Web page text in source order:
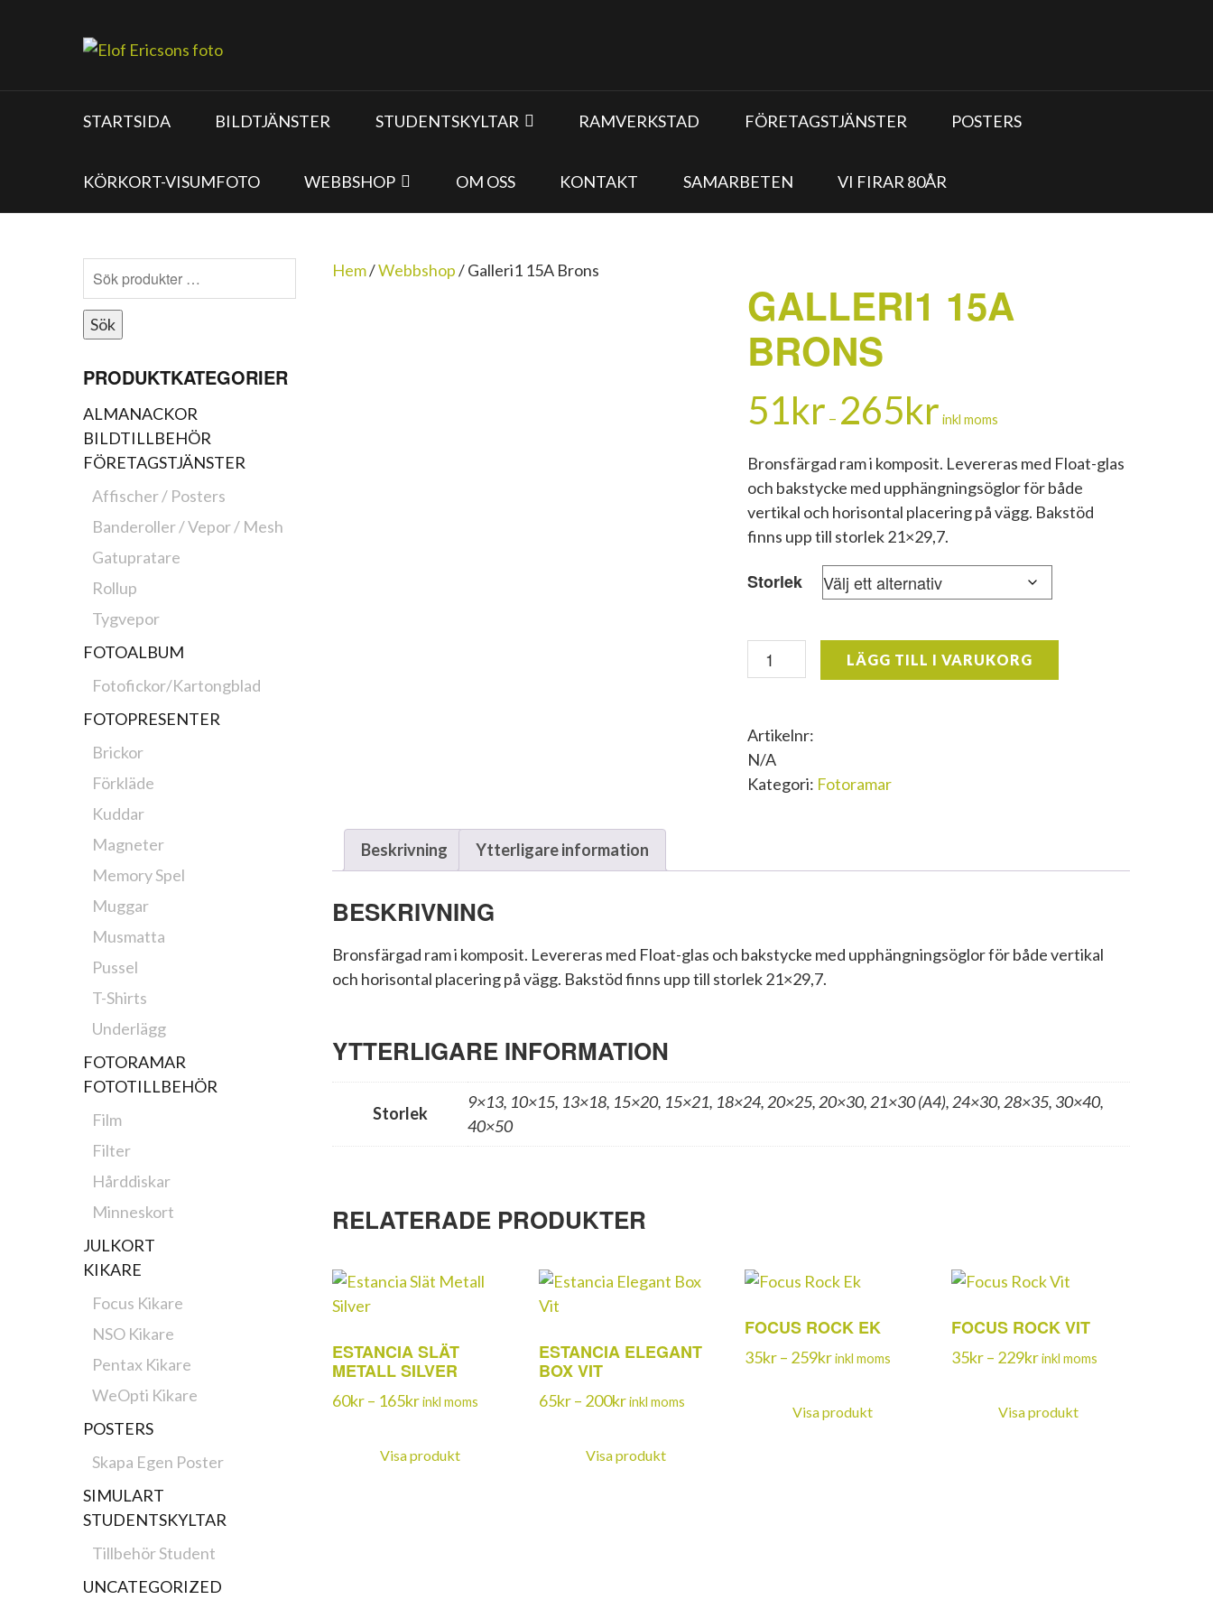
STARTSIDA BILDTJÄNSTER STUDENTSKYLTAR RAMVERKSTAD FÖRETAGSTJÄNSTER POSTERS
KÖRKORT-VISUMFOTO WEBBSHOP OM OSS KONTAKT SAMARBETEN VI FIRAR 80ÅR
Sök
PRODUKTKATEGORIER
ALMANACKOR
BILDTILLBEHÖR
FÖRETAGSTJÄNSTER
Affischer / Posters
Banderoller / Vepor / Mesh
Gatupratare
Rollup
Tygvepor
FOTOALBUM
Fotofickor/Kartongblad
FOTOPRESENTER
Brickor
Förkläde
Kuddar
Magneter
Memory Spel
Muggar
Musmatta
Pussel
T-Shirts
Underlägg
FOTORAMAR
FOTOTILLBEHÖR
Film
Filter
Hårddiskar
Minneskort
JULKORT
KIKARE
Focus Kikare
NSO Kikare
Pentax Kikare
WeOpti Kikare
POSTERS
Skapa Egen Poster
SIMULART
STUDENTSKYLTAR
Tillbehör Student
UNCATEGORIZED
Hem/Webbshop/Galleri1 15A Brons
GALLERI1 15A
BRONS
51kr – 265kr51kr
265kr
inkl moms
Bronsfärgad ram i komposit. Levereras med Float-glas
och bakstycke med upphängningsöglor för både
vertikal och horisontal placering på vägg. Bakstöd
finns upp till storlek 21×29,7.
Storlek
Galleri1
15A
mängd
LÄGG TILL I VARUKORG
Artikelnr:
N/A
Kategori: Fotoramar
Beskrivning Ytterligare information
BESKRIVNING
Bronsfärgad ram i komposit. Levereras med Float-glas och bakstycke med upphängningsöglor för både vertikal
och horisontal placering på vägg. Bakstöd finns upp till storlek 21×29,7.
YTTERLIGARE INFORMATION
Storlek
9×13, 10×15, 13×18, 15×20, 15×21, 18×24, 20×25, 20×30, 21×30 (A4), 24×30, 28×35, 30×40,
40×50
RELATERADE PRODUKTER
ESTANCIA SLÄT
METALL SILVER
60kr– 165krPrisintervall:
inkl moms
Visa produkt
ESTANCIA ELEGANT
BOX VIT
65kr – 200krPrisintervall:
inkl moms
Visa produkt
FOCUS ROCK EK
35kr– 259krPrisintervall:
inkl moms
Visa produkt
FOCUS ROCK VIT
35kr – 229krPrisintervall:
inkl moms
Visa produkt